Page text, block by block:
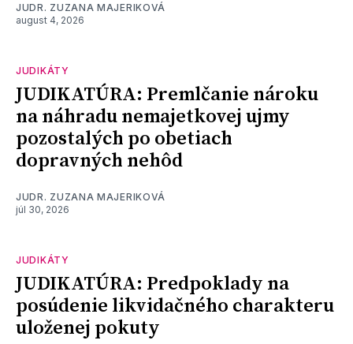
JUDR. ZUZANA MAJERIKOVÁ
august 4, 2026
JUDIKÁTY
JUDIKATÚRA: Premlčanie nároku
na náhradu nemajetkovej ujmy
pozostalých po obetiach
dopravných nehôd
JUDR. ZUZANA MAJERIKOVÁ
júl 30, 2026
JUDIKÁTY
JUDIKATÚRA: Predpoklady na
posúdenie likvidačného charakteru
uloženej pokuty